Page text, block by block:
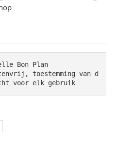
Bon Plan
toestemming van d
voor elk gebruik